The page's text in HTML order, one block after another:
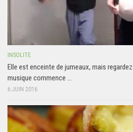
INSOLITE
Elle est enceinte de jumeaux, mais
musique commence …
6 JUIN 2016